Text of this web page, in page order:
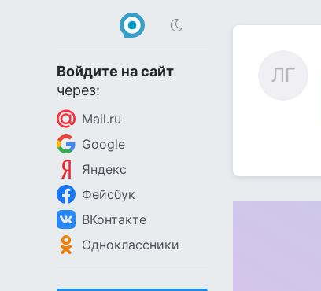
Войдите на сайт
через:
Mail.ru
Google
Яндекс
Фейсбук
ВКонтакте
Одноклассники
ЛГ